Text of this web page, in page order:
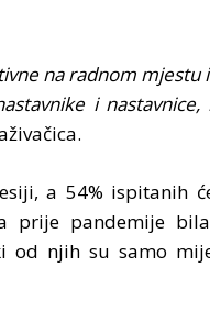
na radnom mjestu
i nastavnice,
a 54% ispitanih
prije pandemije
od njih su samo